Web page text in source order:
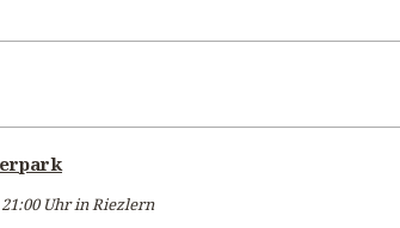
Uhr in Riezlern